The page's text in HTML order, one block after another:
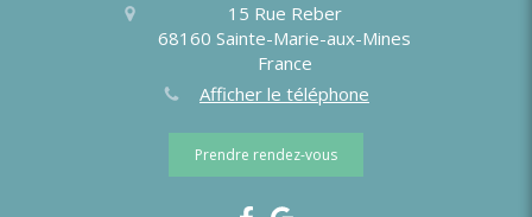
15 Rue Reber
68160 Sainte-Marie-aux-Mines
France
Afficher le téléphone
Prendre rendez-vous